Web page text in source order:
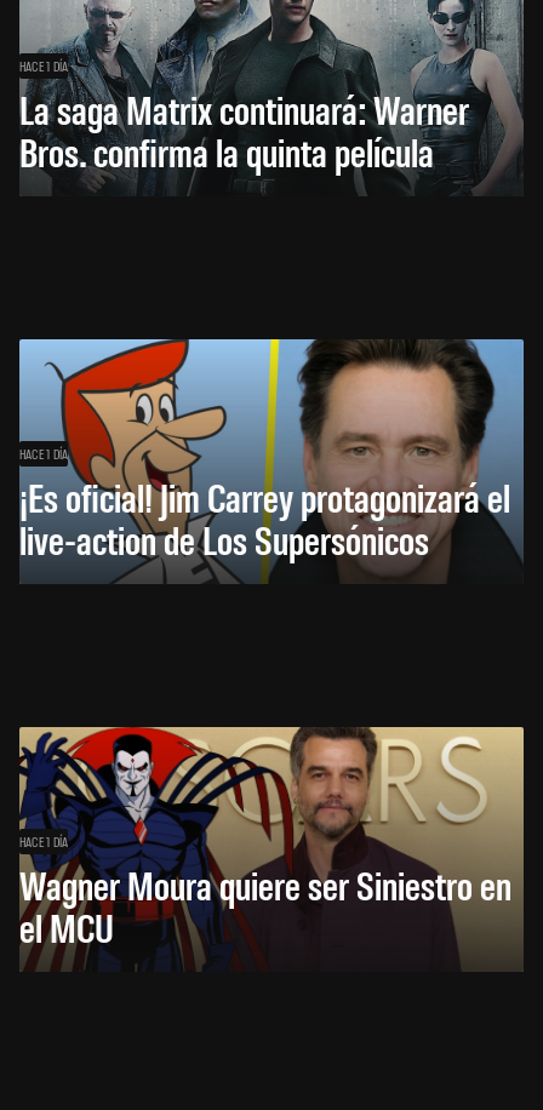
HACE 1 DÍA
La saga Matrix continuará: Warner
Bros. confirma la quinta película
HACE 1 DÍA
¡Es oficial! Jim Carrey protagonizará el
live-action de Los Supersónicos
HACE 1 DÍA
Wagner Moura quiere ser Siniestro en
el MCU